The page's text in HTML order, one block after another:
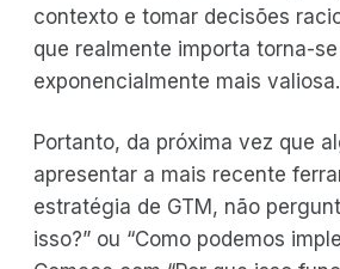
contexto e tomar decisões
que realmente importa torna-se
exponencialmente mais valiosa.
Portanto, da próxima vez que
apresentar a mais recente
estratégia de GTM, não
isso?” ou “Como podemos